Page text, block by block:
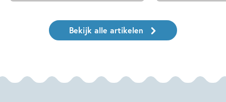
Bekijk alle artikelen